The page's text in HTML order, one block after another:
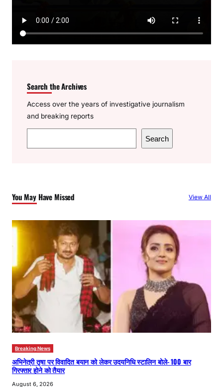
Search the Archives
Access over the years of investigative journalism
and breaking reports
e
h
Search
You May Have Missed View All
Breaking News
अभिनेत्री तृषा पर विवादित बयान को लेकर उदयनिधि स्टालिन बोले- 100 बार
गिरफ्तार होने को तैयार
August 6, 2026